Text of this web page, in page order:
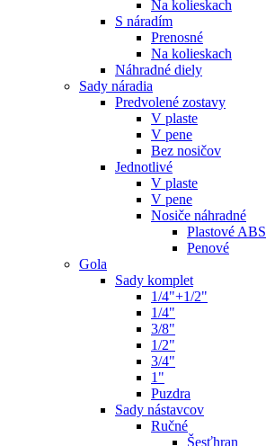
Na kolieskach
S náradím
Prenosné
Na kolieskach
Náhradné diely
Sady náradia
Predvolené zostavy
V plaste
V pene
Bez nosičov
Jednotlivé
V plaste
V pene
Nosiče náhradné
Plastové ABS
Penové
Gola
Sady komplet
1/4"+1/2"
1/4"
3/8"
1/2"
3/4"
1"
Puzdra
Sady nástavcov
Ručné
Šesťhran